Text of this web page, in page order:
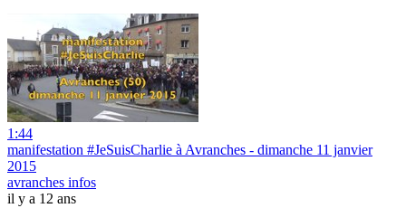
1:44
manifestation #JeSuisCharlie à Avranches - dimanche 11 janvier
2015
avranches infos
il y a 12 ans